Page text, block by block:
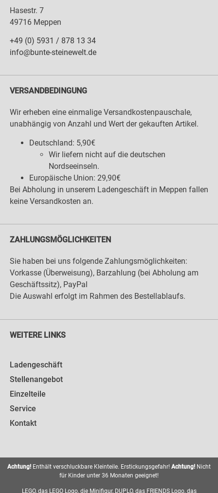
Hasestr. 7
49716 Meppen
+49 (0) 5931 / 878 13 34
info@bunte-steinewelt.de
VERSANDBEDINGUNG
Wir erheben eine einmalige Versandkostenpauschale,
unabhängig von Anzahl und Wert der gekauften Artikel.
Deutschland: 5,90€
Wir liefern nicht auf die deutschen
Nordseeinseln.
Europäische Union: 29,90€
Bei Abholung in unserem Ladengeschäft in Meppen fallen
keine Versandkosten an.
ZAHLUNGSMÖGLICHKEITEN
Sie haben bei uns folgende Zahlungsmöglichkeiten:
Vorkasse (Überweisung), Barzahlung (bei Abholung am
Geschäftssitz), PayPal
Die Auswahl erfolgt im Rahmen des Bestellablaufs.
WEITERE LINKS
Ladengeschäft
Stellenangebot
Einzelteile
Service
Kontakt
Achtung! Enthält verschluckbare Kleinteile. Erstickungsgefahr! Achtung! Nicht
für Kinder unter 36 Monaten geeignet!
LEGO, das LEGO Logo, die Minifigur, DUPLO, das FRIENDS Logo, das